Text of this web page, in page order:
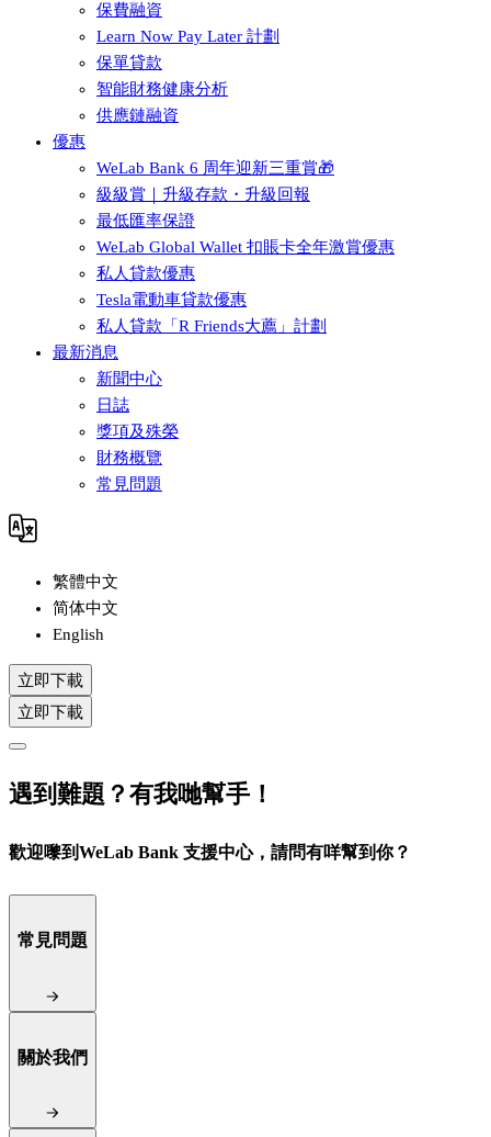
保費融資
Learn Now Pay Later 計劃
保單貸款
智能財務健康分析
供應鏈融資
優惠
WeLab Bank 6 周年迎新三重賞🎁
級級賞｜升級存款・升級回報
最低匯率保證
WeLab Global Wallet 扣賬卡全年激賞優惠
私人貸款優惠
Tesla電動車貸款優惠
私人貸款「R Friends大薦」計劃
最新消息
新聞中心
日誌
獎項及殊榮
財務概覽
常見問題
繁體中文
简体中文
English
立即下載
立即下載
遇到難題？有我哋幫手！
歡迎嚟到WeLab Bank 支援中心，請問有咩幫到你？
常見問題
關於我們